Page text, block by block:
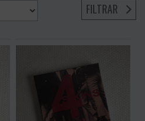
FILTRAR